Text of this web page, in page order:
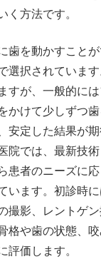
く方法です。
歯を動かすこと
選択されていま
すが、一般的に
かけて少しずつ
安定した結果が期
院では、最新技
患者のニーズに
います。初診時
撮影、レントゲ
格や歯の状態、
評価します。